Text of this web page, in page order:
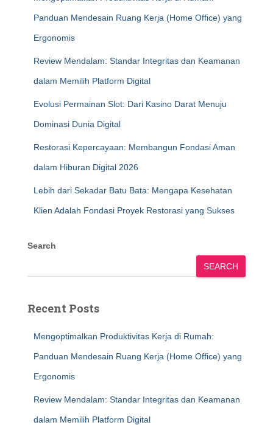
Panduan Mendesain Ruang Kerja (Home Office) yang
Ergonomis
Review Mendalam: Standar Integritas dan Keamanan
dalam Memilih Platform Digital
Evolusi Permainan Slot: Dari Kasino Darat Menuju
Dominasi Dunia Digital
Restorasi Kepercayaan: Membangun Fondasi Aman
dalam Hiburan Digital 2026
Lebih dari Sekadar Batu Bata: Mengapa Kesehatan
Klien Adalah Fondasi Proyek Restorasi yang Sukses
Search
SEARCH
Recent Posts
Mengoptimalkan Produktivitas Kerja di Rumah:
Panduan Mendesain Ruang Kerja (Home Office) yang
Ergonomis
Review Mendalam: Standar Integritas dan Keamanan
dalam Memilih Platform Digital